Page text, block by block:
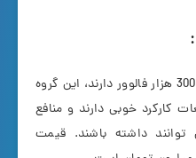
اغلب این افراد مابین 50 هزار تا 300 هزار فالوور دارند، این گروه
کارکرد خوبی دارند و منافع
داشته باشند. قیمت